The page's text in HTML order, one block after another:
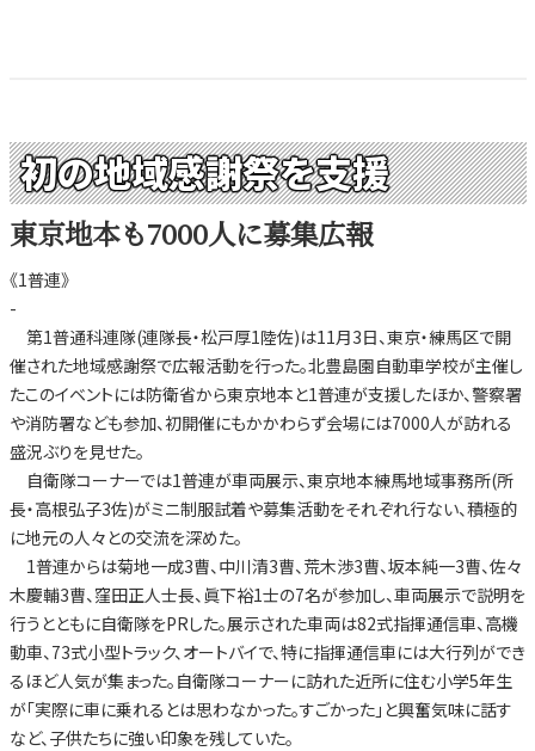
初の地域感謝祭を支援
東京地本も7000人に募集広報
《1普連》
-
第1普通科連隊(連隊長・松戸厚1陸佐)は11月3日、東京・練馬区で開
催された地域感謝祭で広報活動を行った。北豊島園自動車学校が主催し
たこのイベントには防衛省から東京地本と1普連が支援したほか、警察署
や消防署なども参加、初開催にもかかわらず会場には7000人が訪れる
盛況ぶりを見せた。
自衛隊コーナーでは1普連が車両展示、東京地本練馬地域事務所(所
長・高根弘子3佐)がミニ制服試着や募集活動をそれぞれ行ない、積極的
に地元の人々との交流を深めた。
1普連からは菊地一成3曹、中川清3曹、荒木渉3曹、坂本純一3曹、佐々
木慶輔3曹、窪田正人士長、眞下裕1士の7名が参加し、車両展示で説明を
行うとともに自衛隊をPRした。展示された車両は82式指揮通信車、高機
動車、73式小型トラック、オートバイで、特に指揮通信車には大行列ができ
るほど人気が集まった。自衛隊コーナーに訪れた近所に住む小学5年生
が「実際に車に乗れるとは思わなかった。すごかった」と興奮気味に話す
など、子供たちに強い印象を残していた。